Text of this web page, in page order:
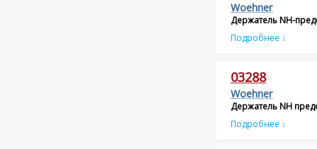
Woehner
Держатель NH-
Подробнее ↓
03288
Woehner
Держатель NH
Подробнее ↓